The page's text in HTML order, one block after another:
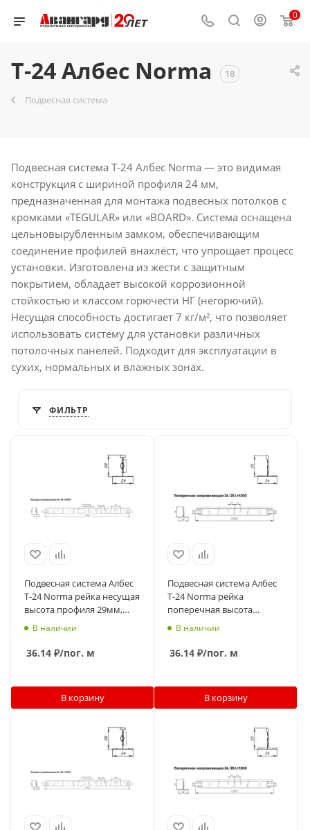
0
T-24 Албес Norma 18
Подвесная система
Подвесная система T-24 Албес Norma — это видимая
конструкция с шириной профиля 24 мм,
предназначенная для монтажа подвесных потолков с
кромками «TEGULAR» или «BOARD». Система оснащена
цельновырубленным замком, обеспечивающим
соединение профилей внахлёст, что упрощает процесс
установки. Изготовлена из жести с защитным
покрытием, обладает высокой коррозионной
стойкостью и классом горючести НГ (негорючий).
Несущая способность достигает 7 кг/м², что позволяет
использовать систему для установки различных
потолочных панелей. Подходит для эксплуатации в
сухих, нормальных и влажных зонах.
ФИЛЬТР
Подвесная система Албес
T-24 Norma рейка несущая
высота профиля 29мм,
длина 3700мм, белый
В наличии
36.14 ₽/пог. м
В корзину
Подвесная система Албес
T-24 Norma рейка
поперечная высота
профиля 25мм, длина
В наличии
36.14 ₽/пог. м
В корзину